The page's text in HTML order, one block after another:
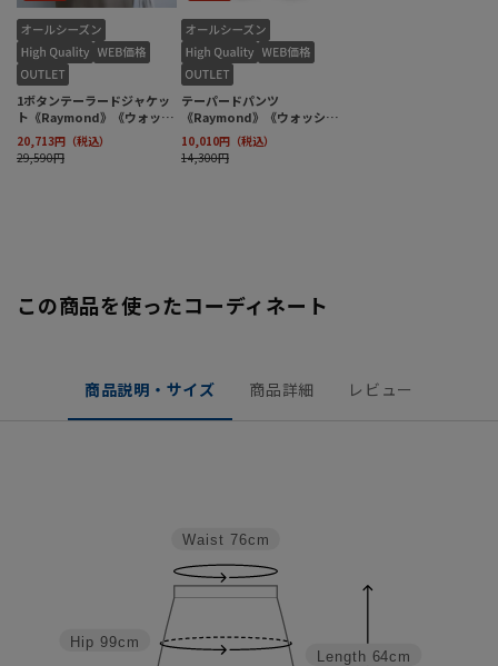
この商品を使ったコーディネート
商品説明・サイズ 商品詳細 レビュー
Length 64cm
Hip 99cm
Waist 76cm